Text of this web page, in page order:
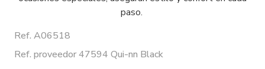
paso.
Ref. A06518
Ref. proveedor 47594 Qui-nn Black